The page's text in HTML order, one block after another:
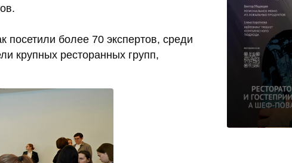
посетили более 70 экспертов, среди
крупных ресторанных групп,